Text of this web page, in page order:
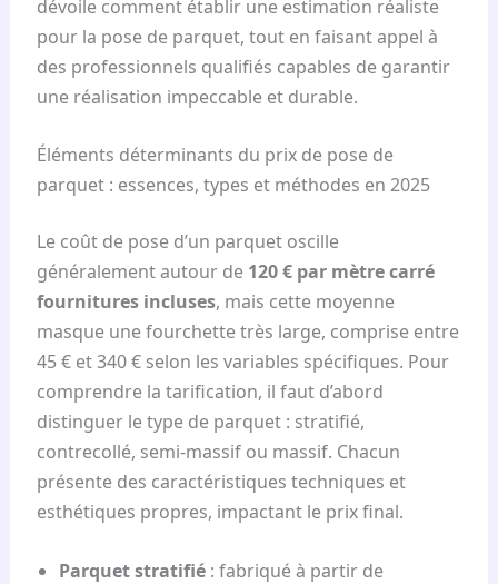
dévoile comment établir une estimation réaliste
pour la pose de parquet, tout en faisant appel à
des professionnels qualifiés capables de garantir
une réalisation impeccable et durable.
Éléments déterminants du prix de pose de
parquet : essences, types et méthodes en 2025
Le coût de pose d’un parquet oscille
généralement autour de 120 € par mètre carré
fournitures incluses, mais cette moyenne
masque une fourchette très large, comprise entre
45 € et 340 € selon les variables spécifiques. Pour
comprendre la tarification, il faut d’abord
distinguer le type de parquet : stratifié,
contrecollé, semi-massif ou massif. Chacun
présente des caractéristiques techniques et
esthétiques propres, impactant le prix final.
Parquet stratifié: fabriqué à partir de